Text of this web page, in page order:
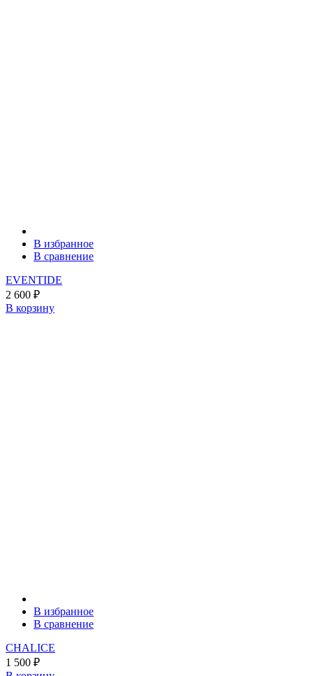
В избранное
В сравнение
EVENTIDE
2 600 ₽
В корзину
В избранное
В сравнение
CHALICE
1 500 ₽